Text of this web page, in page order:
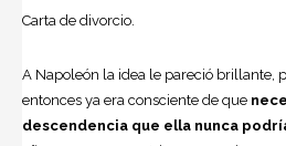
Carta de divorcio.
A Napoleón la idea le pareció brillante,
entonces ya era consciente de que
descendencia que ella nunca